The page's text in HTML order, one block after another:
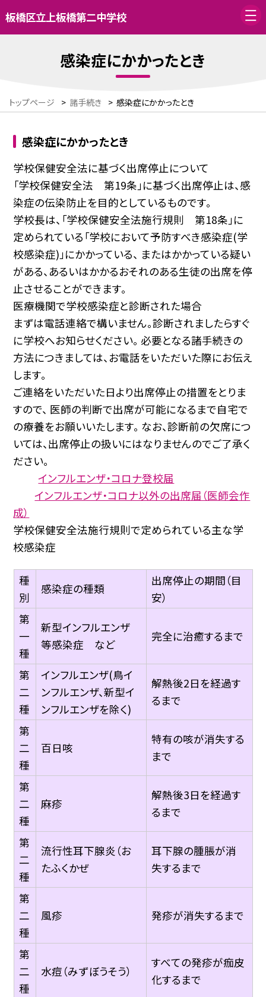
板橋区立上板橋第二中学校
感染症にかかったとき
トップページ > 諸手続き > 感染症にかかったとき
感染症にかかったとき
学校保健安全法に基づく出席停止について
「学校保健安全法 第19条」に基づく出席停止は、感
染症の伝染防止を目的としているものです。
学校長は、「学校保健安全法施行規則 第18条」に
定められている「学校において予防すべき感染症(学
校感染症)」にかかっている、 またはかかっている疑い
がある、あるいはかかるおそれのある生徒の出席を停
止させることができます。
医療機関で学校感染症と診断された場合
まずは電話連絡で構いません。診断されましたらすぐ
に学校へお知らせください。 必要となる諸手続きの
方法につきましては、お電話をいただいた際にお伝え
します。
ご連絡をいただいた日より出席停止の措置をとりま
すので、 医師の判断で出席が可能になるまで自宅で
の療養をお願いいたします。 なお、診断前の欠席につ
いては、出席停止の扱いにはなりませんのでご了承く
ださい。
インフルエンザ・コロナ登校届
インフルエンザ・コロナ以外の出席届（医師会作
成）
学校保健安全法施行規則で定められている主な学
校感染症
種
別
感染症の種類
出席停止の期間（目
安）
第
一
種
新型インフルエンザ
等感染症 など
完全に治癒するまで
第
二
種
インフルエンザ(鳥イ
ンフルエンザ、新型イ
ンフルエンザを除く)
解熱後2日を経過す
るまで
第
二
種
百日咳
特有の咳が消失する
まで
第
二
種
麻疹
解熱後3日を経過す
るまで
第
二
種
流行性耳下腺炎（お
たふくかぜ
耳下腺の腫脹が消
失するまで
第
二
種
風疹 発疹が消失するまで
第
二
種
水痘（みずぼうそう）
すべての発疹が痂皮
化するまで